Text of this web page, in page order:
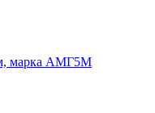
марка АМГ5М